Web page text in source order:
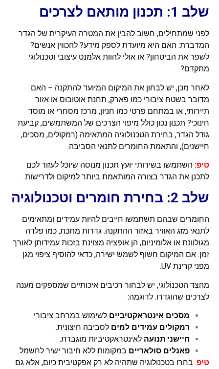
שלב 1: תכנון מותאם לצרכים
לפני שמתחילים, חשוב להבין את המטרה העיקרית של הגדר
המדברת: האם היא מיועדת לספק מידע? להכווין אנשים?
לשפר את הביטחון? או אולי להוות אלמנט עיצובי וטכנולוגי
מתקדם?
לאחר מכן, יש לבחון את המיקום המיועד להתקנה – האם
מדובר בשטח ציבורי כמו פארק, תחנת אוטובוס או אזור
תיירותי, או במתחם פרטי כמו חניון, מרכז מסחרי או מוסד
חינוכי? תכנון נכון כולל מיפוי הצרכים של המשתמשים, קביעת
גודל הגדר, בחירת הטכנולוגיה המתאימה (רמקולים, מסכים,
חיישנים), והתאמת החומרים לתנאי הסביבה.
טיפ: השתמשו בשירותי יועץ תכנון מנוסה שיוכל לעזור לכם
לתכנן את הגדר בצורה המותאמת ביותר למיקום ולדרישות.
שלב 2: בחירת חומרים וטכנולוגיה
החומרים שבהם תשתמשו חייבים להיות עמידים ומתאימים
לתנאי מזג האוויר באזור ההתקנה. גדרות מתכת, כמו פלדה
מגולוונת או אלומיניום, הן אופציה מצוינת בזכות עמידותן לאורך
זמן. אם המיקום חשוף לשמש ישירה, כדאי להוסיף ציפוי מגן
מפני קרינת UV.
מהצד הטכנולוגי, יש לבחור רכיבים איכותיים שמספקים מענה
לצרכים שהוגדרו. לדוגמה:
מסכים אינטראקטיביים לשימוש במרחב ציבורי.
רמקולים עמידים למים לסביבה חיצונית.
חיישני תנועה לאינטראקטיביות מוגברת.
פאנלים סולאריים במקומות ללא חיבור ישיר לחשמל.
טיפ: בחרו בטכנולוגיה שתהיה לא רק אפקטיבית כיום, אלא גם